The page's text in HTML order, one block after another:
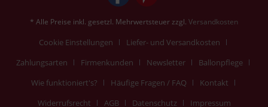
* Alle Preise inkl. gesetzl. Mehrwertsteuer zzgl. Versandkosten
Cookie Einstellungen
Liefer- und Versandkosten
Zahlungsarten
Firmenkunden Newsletter
Ballonpflege
Wie funktioniert's?
Häufige Fragen / FAQ
Kontakt
Widerrufsrecht
AGB Datenschutz Impressum